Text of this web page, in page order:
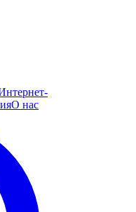
О нас